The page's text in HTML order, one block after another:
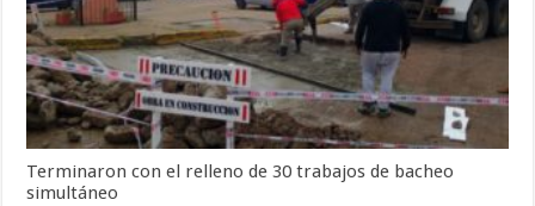
Terminaron con el relleno de 30 trabajos de bacheo
simultáneo